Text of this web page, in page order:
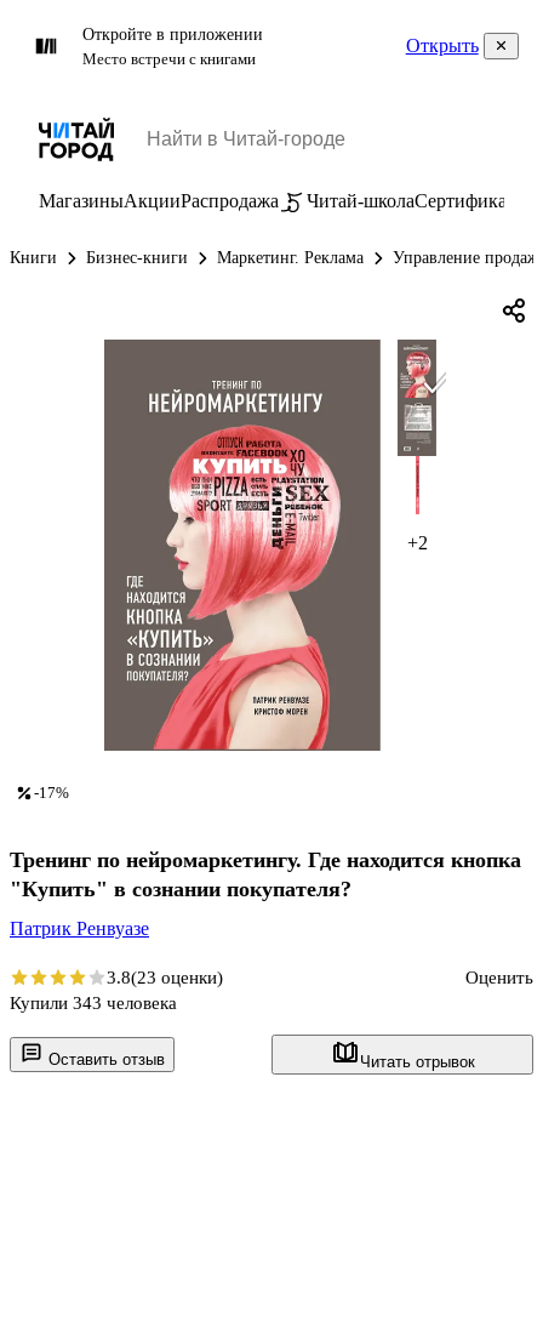
Откройте в приложении
Место встречи с книгами
Открыть
МагазиныАкцииРаспродажа Читай-школаСертификаты
Книги Бизнес-книги Маркетинг. Реклама Управление
+2
Оставить отзыв Читать отрывок
-17%
Тренинг по нейромаркетингу. Где находится кнопка
"Купить" в сознании покупателя?
Патрик Ренвуазе
3.8(23 оценки)
Оценить
Купили 343 человека